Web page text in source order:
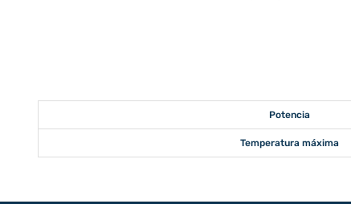
Potencia
Temperatura máxima